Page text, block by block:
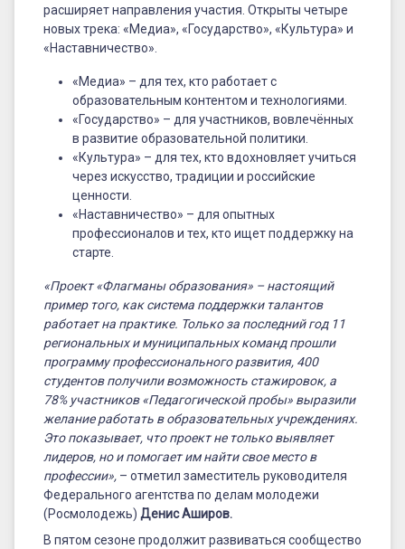
расширяет направления участия. Открыты четыре
новых трека: «Медиа», «Государство», «Культура» и
«Наставничество».
«Медиа» – для тех, кто работает с
образовательным контентом и технологиями.
«Государство» – для участников, вовлечённых
в развитие образовательной политики.
«Культура» – для тех, кто вдохновляет учиться
через искусство, традиции и российские
ценности.
«Наставничество» – для опытных
профессионалов и тех, кто ищет поддержку на
старте.
«Проект «Флагманы образования» – настоящий
пример того, как система поддержки талантов
работает на практике. Только за последний год 11
региональных и муниципальных команд прошли
программу профессионального развития, 400
студентов получили возможность стажировок, а
78% участников «Педагогической пробы» выразили
желание работать в образовательных учреждениях.
Это показывает, что проект не только выявляет
лидеров, но и помогает им найти свое место в
профессии», – отметил заместитель руководителя
Федерального агентства по делам молодежи
(Росмолодежь) Денис Аширов.
В пятом сезоне продолжит развиваться сообщество